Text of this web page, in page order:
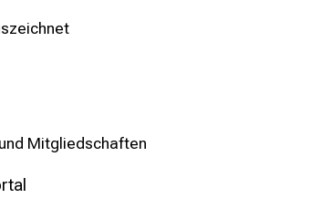
Mitgliedschaften